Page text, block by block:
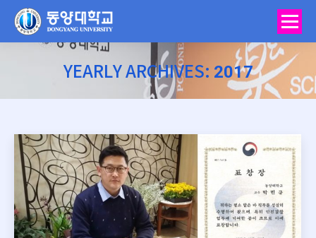
YEARLY ARCHIVES: 2017
You are here: